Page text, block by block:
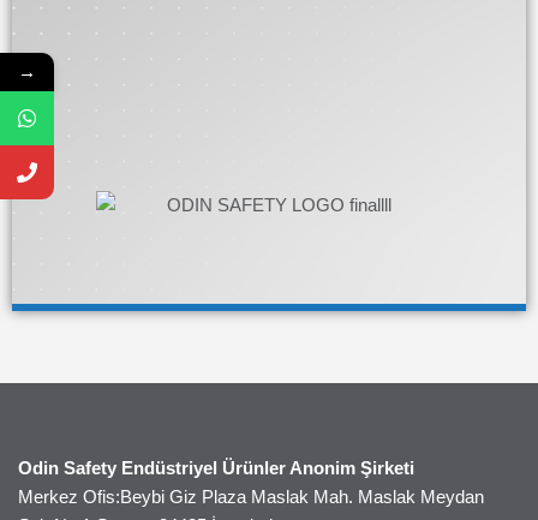
Odin Safety Endüstriyel Ürünler Anonim Şirketi
Merkez Ofis:Beybi Giz Plaza Maslak Mah. Maslak Meydan
→